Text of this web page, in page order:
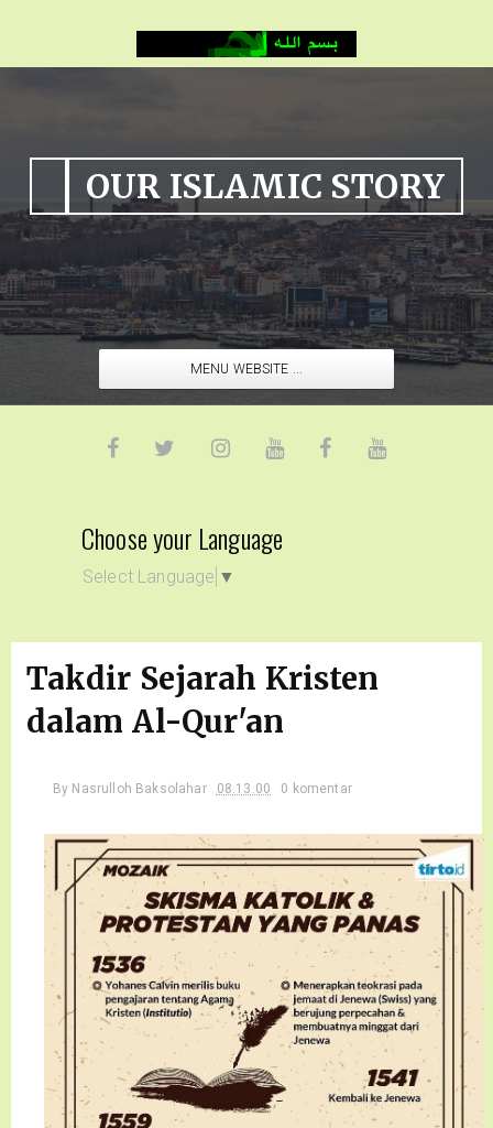
OUR ISLAMIC STORY
MENU WEBSITE ...
Choose your Language
Select Language ▼
Takdir Sejarah Kristen
dalam Al-Qur'an
By Nasrulloh Baksolahar 08.13.00 0 komentar